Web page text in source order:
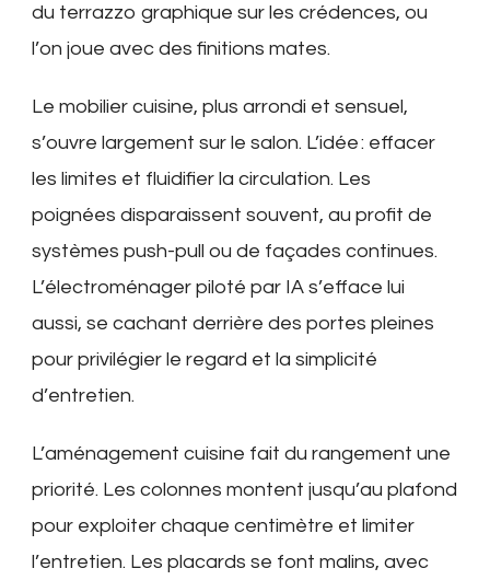
du terrazzo graphique sur les crédences, ou
l’on joue avec des finitions mates.
Le mobilier cuisine, plus arrondi et sensuel,
s’ouvre largement sur le salon. L’idée : effacer
les limites et fluidifier la circulation. Les
poignées disparaissent souvent, au profit de
systèmes push-pull ou de façades continues.
L’électroménager piloté par IA s’efface lui
aussi, se cachant derrière des portes pleines
pour privilégier le regard et la simplicité
d’entretien.
L’aménagement cuisine fait du rangement une
priorité. Les colonnes montent jusqu’au plafond
pour exploiter chaque centimètre et limiter
l’entretien. Les placards se font malins, avec